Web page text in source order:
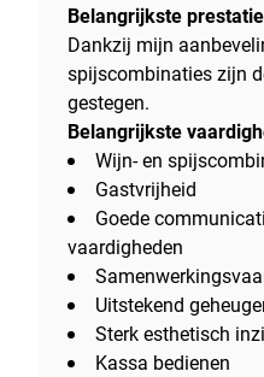
Belangrijkste prestatie
Dankzij mijn
spijscombinaties zijn
gestegen.
Belangrijkste
Wijn- en
Gastvrijheid
Goede
vaardigheden
Uitstekend
Sterk esthetisch
Kassa bedienen